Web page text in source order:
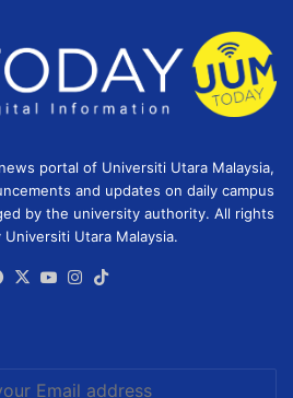
portal of Universiti Utara Malaysia,
and updates on daily campus
by the university authority. All rights
Utara Malaysia.
Facebook
X YouTubeInstagram